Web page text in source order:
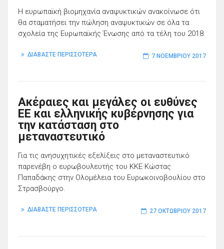
Η ευρωπαϊκή βιομηχανία αναψυκτικών ανακοίνωσε ότι
θα σταματήσει την πώληση αναψυκτικών σε όλα τα
σχολεία της Ευρωπαϊκής Ένωσης από τα τέλη του 2018.
ΔΙΑΒΑΣΤΕ ΠΕΡΙΣΣΟΤΕΡΑ 7 ΝΟΕΜΒΡΊΟΥ 2017
Ακέραιες και μεγάλες οι ευθύνες
ΕΕ και ελληνικής κυβέρνησης για
την κατάσταση στο
μεταναστευτικό
Για τις ανησυχητικές εξελίξεις στο μεταναστευτικό
παρενέβη ο ευρωβουλευτής του ΚΚΕ Κώστας
Παπαδάκης στην Ολομέλεια του Ευρωκοινοβουλίου στο
Στρασβούργο.
ΔΙΑΒΑΣΤΕ ΠΕΡΙΣΣΟΤΕΡΑ 27 ΟΚΤΩΒΡΊΟΥ 2017